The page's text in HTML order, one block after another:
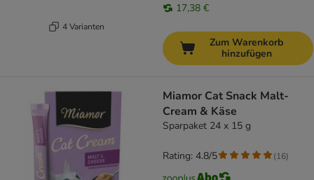
4 Varianten
17,38 €
Zum Warenkorb
hinzufügen
Miamor Cat Snack Malt-
Cream & Käse
Sparpaket 24 x 15 g
Rating: 4.8/5 (16)